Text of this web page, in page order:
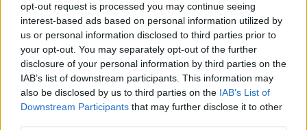
opt-out request is processed you may continue seeing
interest-based ads based on personal information utilized by
us or personal information disclosed to third parties prior to
your opt-out. You may separately opt-out of the further
disclosure of your personal information by third parties on the
IAB’s list of downstream participants. This information may
also be disclosed by us to third parties on the IAB’s List of
Downstream Participants that may further disclose it to other
Asili Nido
Feste